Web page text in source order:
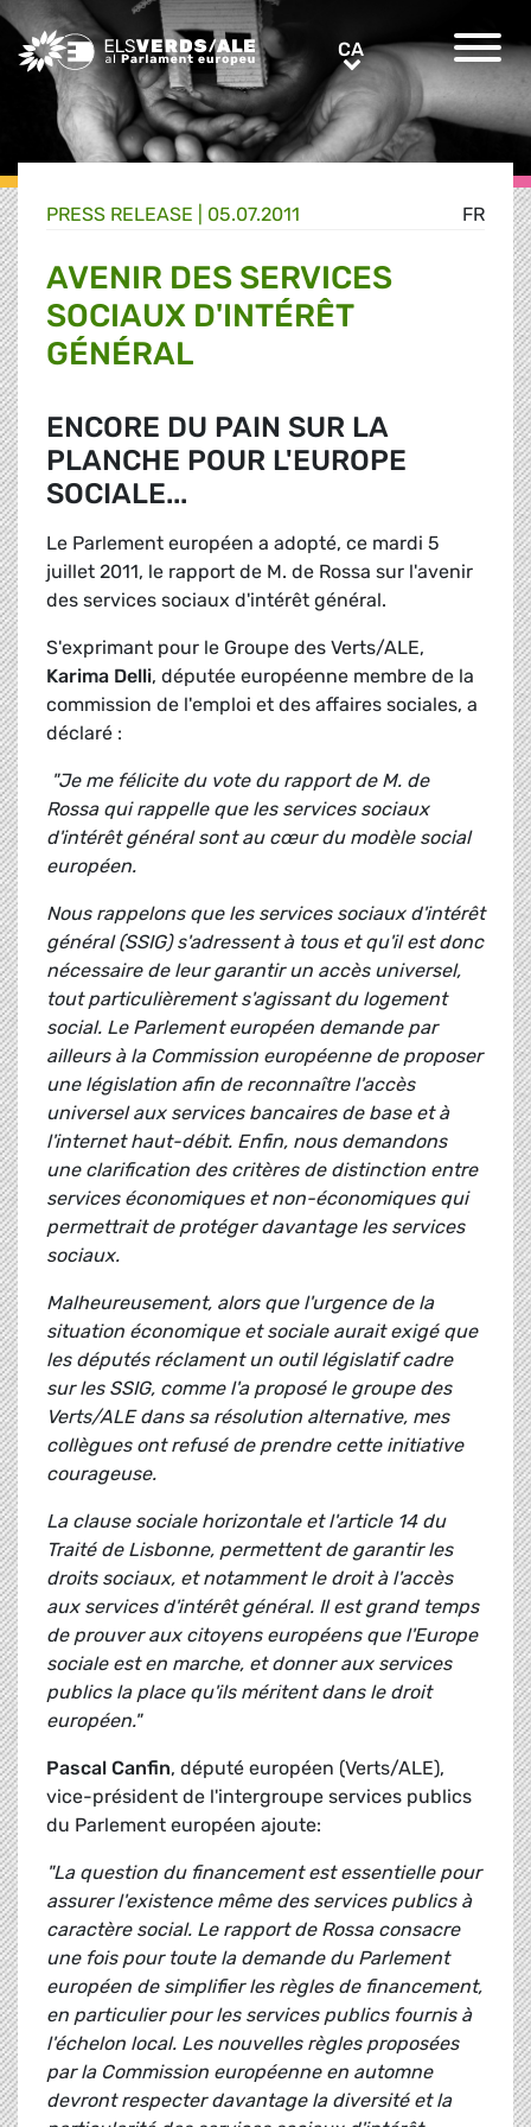
Greens/EFA Home CACA
FR
PRESS RELEASE | 05.07.2011
AVENIR DES SERVICES
SOCIAUX D'INTÉRÊT
GÉNÉRAL
ENCORE DU PAIN SUR LA
PLANCHE POUR L'EUROPE
SOCIALE...
Le Parlement européen a adopté, ce mardi 5
juillet 2011, le rapport de M. de Rossa sur l'avenir
des services sociaux d'intérêt général.
S'exprimant pour le Groupe des Verts/ALE,
Karima Delli, députée européenne membre de la
commission de l'emploi et des affaires sociales, a
déclaré :
"Je me félicite du vote du rapport de M. de
Rossa qui rappelle que les services sociaux
d'intérêt général sont au cœur du modèle social
européen.
Nous rappelons que les services sociaux d'intérêt
général (SSIG) s'adressent à tous et qu'il est donc
nécessaire de leur garantir un accès universel,
tout particulièrement s'agissant du logement
social. Le Parlement européen demande par
ailleurs à la Commission européenne de proposer
une législation afin de reconnaître l'accès
universel aux services bancaires de base et à
l'internet haut-débit. Enfin, nous demandons
une clarification des critères de distinction entre
services économiques et non-économiques qui
permettrait de protéger davantage les services
sociaux.
Malheureusement, alors que l'urgence de la
situation économique et sociale aurait exigé que
les députés réclament un outil législatif cadre
sur les SSIG, comme l'a proposé le groupe des
Verts/ALE dans sa résolution alternative, mes
collègues ont refusé de prendre cette initiative
courageuse.
La clause sociale horizontale et l'article 14 du
Traité de Lisbonne, permettent de garantir les
droits sociaux, et notamment le droit à l'accès
aux services d'intérêt général. Il est grand temps
de prouver aux citoyens européens que l'Europe
sociale est en marche, et donner aux services
publics la place qu'ils méritent dans le droit
européen."
Pascal Canfin, député européen (Verts/ALE),
vice-président de l'intergroupe services publics
du Parlement européen ajoute:
"La question du financement est essentielle pour
assurer l'existence même des services publics à
caractère social. Le rapport de Rossa consacre
une fois pour toute la demande du Parlement
européen de simplifier les règles de financement,
en particulier pour les services publics fournis à
l'échelon local. Les nouvelles règles proposées
par la Commission européenne en automne
devront respecter davantage la diversité et la